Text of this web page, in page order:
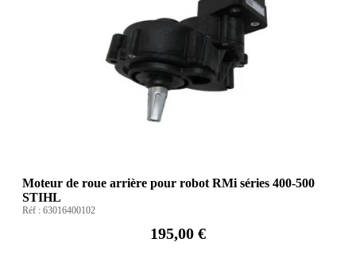
Moteur de roue arrière pour robot RMi séries 400-500
STIHL
Réf : 63016400102
195,00 €